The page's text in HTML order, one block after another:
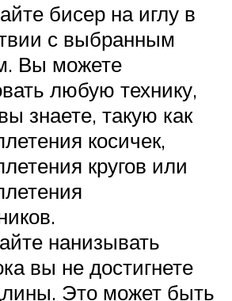
бисер на иглу в
с выбранным
Вы можете
любую технику,
знаете, такую как
косичек,
кругов или
нанизывать
вы не достигнете
Это может быть